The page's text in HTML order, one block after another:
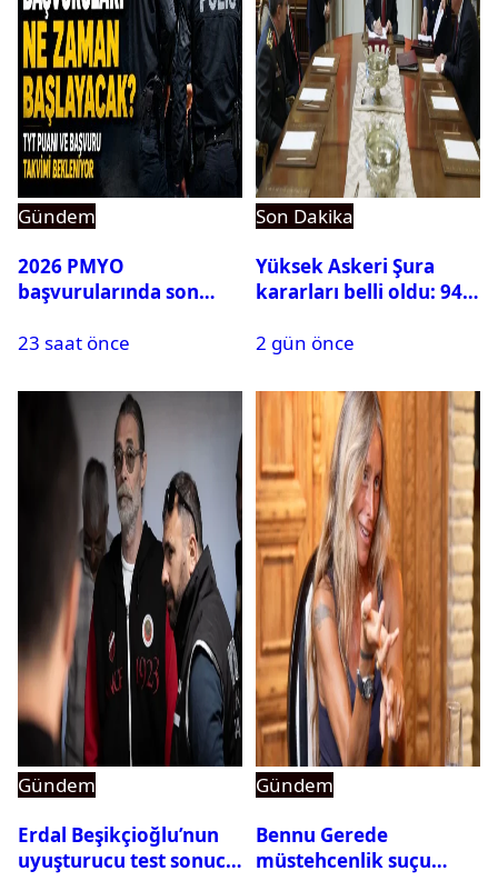
Gündem
2026 PMYO
başvurularında son
23 saat önce
Son Dakika
Yüksek Askeri Şura
kararları belli oldu: 94
2 gün önce
Gündem
Erdal Beşikçioğlu’nun
uyuşturucu test sonucu
Gündem
Bennu Gerede
müstehcenlik suçu